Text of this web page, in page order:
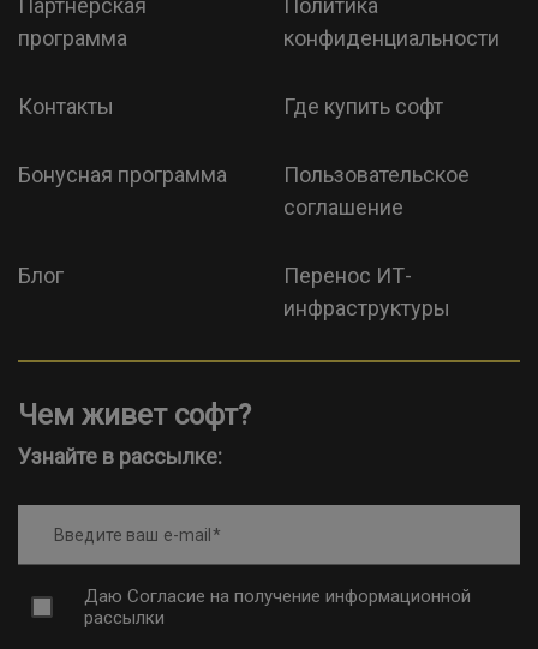
Партнерская
программа
Политика
конфиденциальности
Контакты Где купить софт
Бонусная программа
Пользовательское
соглашение
Блог
Перенос ИТ-
инфраструктуры
Чем живет софт?
Узнайте в рассылке:
Введите ваш e-mail
Даю Согласие на получение информационной
рассылки